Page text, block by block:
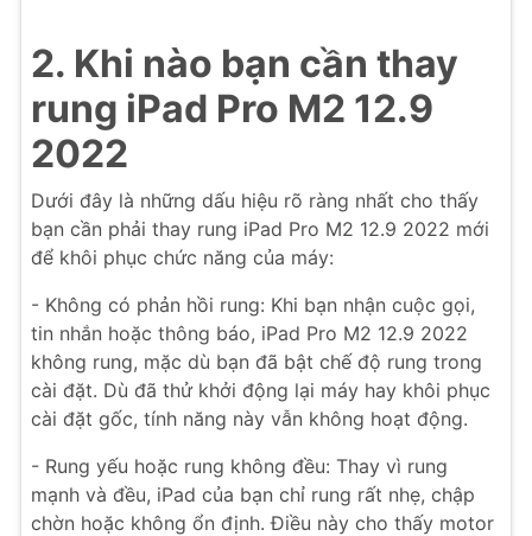
2. Khi nào bạn cần thay
rung iPad Pro M2 12.9
2022
Dưới đây là những dấu hiệu rõ ràng nhất cho thấy
bạn cần phải thay rung iPad Pro M2 12.9 2022 mới
để khôi phục chức năng của máy:
- Không có phản hồi rung: Khi bạn nhận cuộc gọi,
tin nhắn hoặc thông báo, iPad Pro M2 12.9 2022
không rung, mặc dù bạn đã bật chế độ rung trong
cài đặt. Dù đã thử khởi động lại máy hay khôi phục
cài đặt gốc, tính năng này vẫn không hoạt động.
- Rung yếu hoặc rung không đều: Thay vì rung
mạnh và đều, iPad của bạn chỉ rung rất nhẹ, chập
chờn hoặc không ổn định. Điều này cho thấy motor